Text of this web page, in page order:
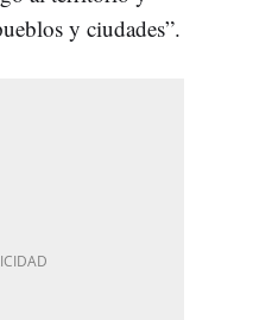
y ciudades”.